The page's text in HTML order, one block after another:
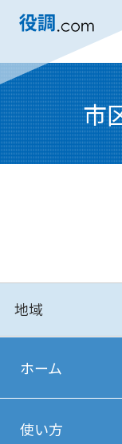
市
地域
ホーム
使い方